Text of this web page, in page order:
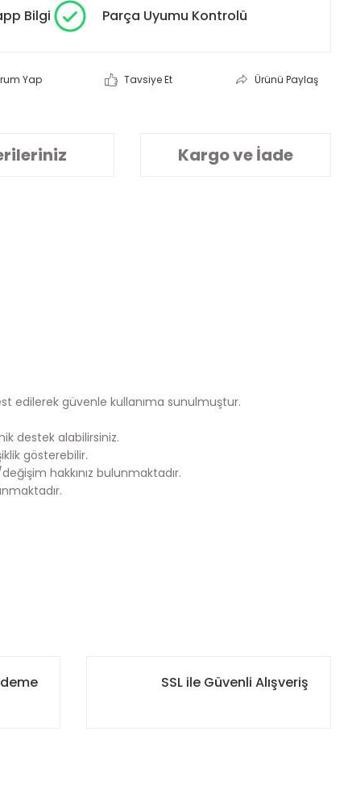
Bilgi Parça Uyumu Kontrolü
Yap Tavsiye Et Ürünü Paylaş
Kargo ve İade
edilerek güvenle kullanıma sunulmuştur.
destek alabilirsiniz.
gösterebilir.
hakkınız bulunmaktadır.
SSL ile Güvenli Alışveriş